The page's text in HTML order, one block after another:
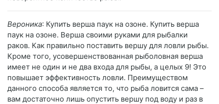
Вероника: Купить верша паук на озоне. Купить верша
паук на озоне. Верша своими руками для рыбалки
раков. Как правильно поставить вершу для ловли рыбы.
Кроме того, усовершенствованная рыболовная верша
имеет не один и не два входа для рыбы, а целых 9! Это
повышает эффективность ловли. Преимуществом
данного способа является то, что рыба ловится сама –
вам достаточно лишь опустить вершу под воду и раз в